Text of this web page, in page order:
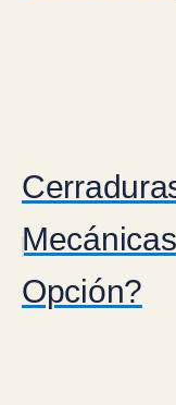
Opción?